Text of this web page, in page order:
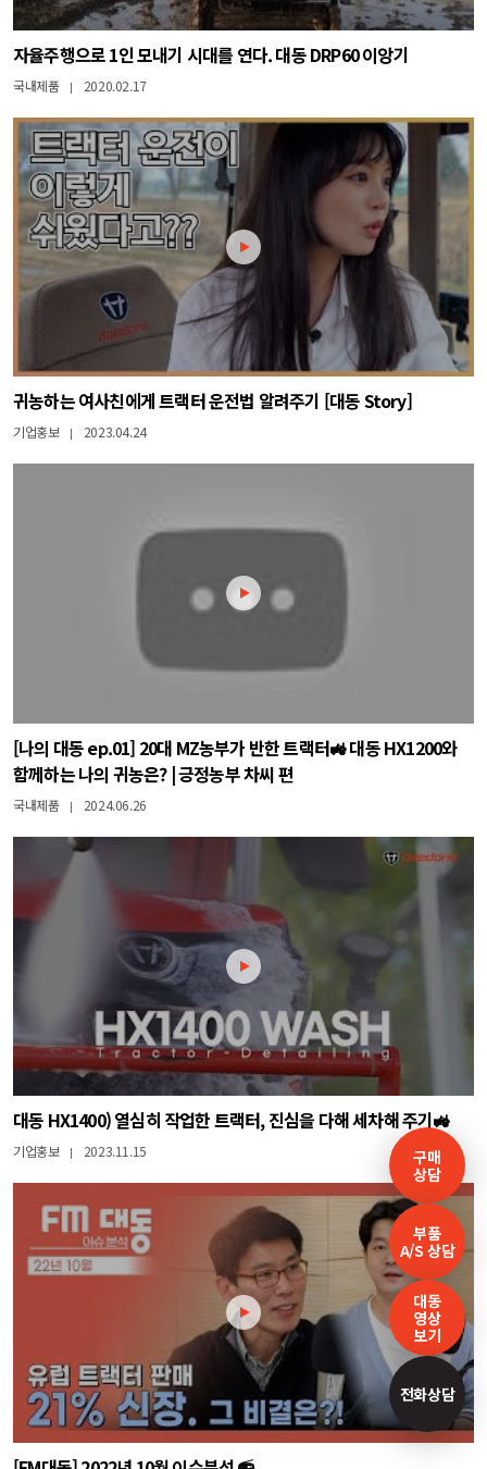
자율주행으로 1인 모내기 시대를 연다. 대동 DRP60 이앙기
국내제품 | 2020.02.17
귀농하는 여사친에게 트랙터 운전법 알려주기 [대동 Story]
기업홍보 | 2023.04.24
[나의 대동 ep.01] 20대 MZ농부가 반한 트랙터🚜 대동 HX1200와
함께하는 나의 귀농은? | 긍정농부 차씨 편
국내제품 | 2024.06.26
대동 HX1400) 열심히 작업한 트랙터, 진심을 다해 세차해 주기🚜
기업홍보 | 2023.11.15
구매
상담
부품
A/S 상담
대동
영상
보기
전화상담